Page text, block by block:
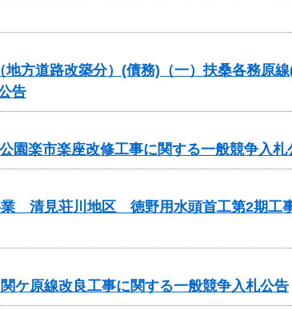
方道路改築分）(債務)（一）扶桑各務原
告
楽市楽座改修工事に関する一般競争入札
清見荘川地区 徳野用水頭首工第2期工
ケ原線改良工事に関する一般競争入札公告